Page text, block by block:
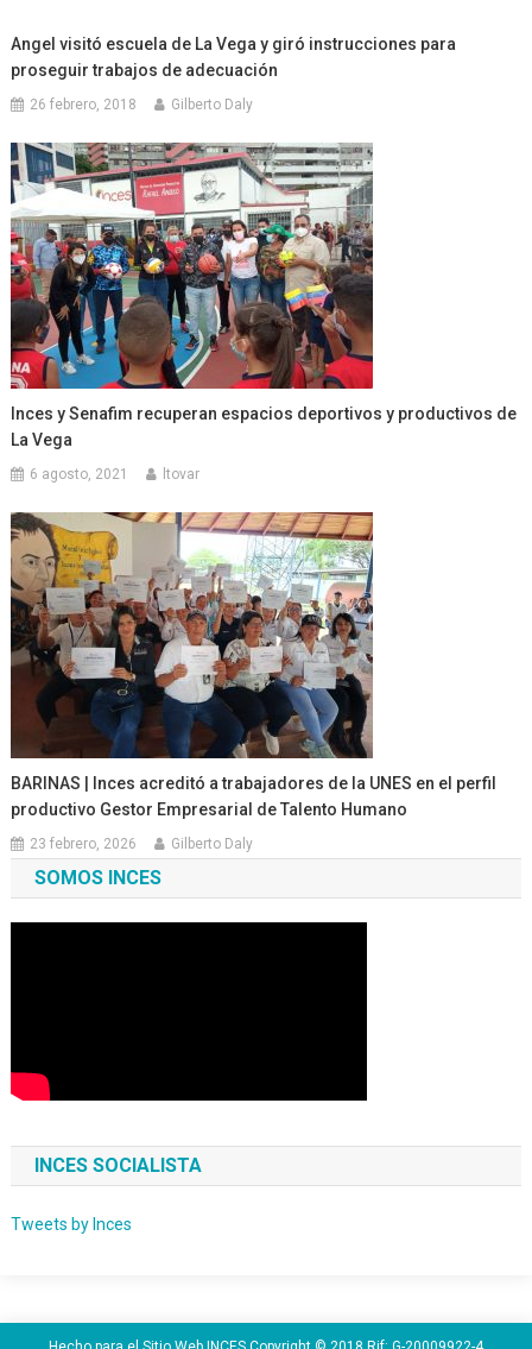
Angel visitó escuela de La Vega y giró instrucciones para
proseguir trabajos de adecuación
26 febrero, 2018 Gilberto Daly
Inces y Senafim recuperan espacios deportivos y productivos de
La Vega
6 agosto, 2021 ltovar
BARINAS | Inces acreditó a trabajadores de la UNES en el perfil
productivo Gestor Empresarial de Talento Humano
23 febrero, 2026 Gilberto Daly
SOMOS INCES
INCES SOCIALISTA
Tweets by Inces